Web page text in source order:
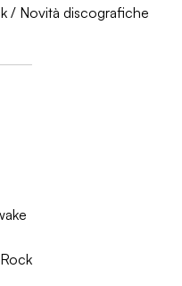
/ Novità discografiche
Rock